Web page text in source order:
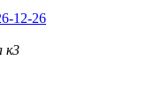
12-26
к3